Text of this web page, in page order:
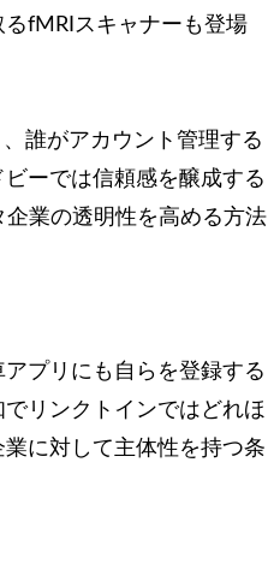
fMRIスキャナーも登場
誰がアカウント管理する
ーでは信頼感を醸成する
業の透明性を高める方法
プリにも自らを登録する
リンクトインではどれほ
に対して主体性を持つ条